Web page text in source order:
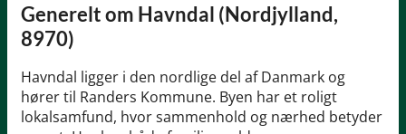
Generelt om Havndal (Nordjylland,
8970)
Havndal ligger i den nordlige del af Danmark og
hører til Randers Kommune. Byen har et roligt
lokalsamfund, hvor sammenhold og nærhed betyder